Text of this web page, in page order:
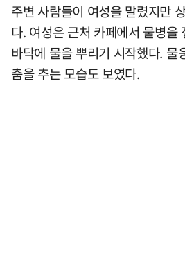
주변 사람들이 여성을 말렸지만
다. 여성은 근처 카페에서 물병을
바닥에 물을 뿌리기 시작했다. 물
춤을 추는 모습도 보였다.